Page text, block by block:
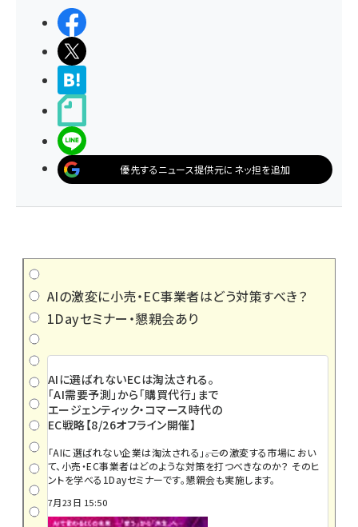
優先するニュース提供元にネッ担を追加
AIの激変に小売・EC事業者はどう対策すべき？
1Dayセミナー・懇親会あり
AIに選ばれないECは淘汰される。
「AI需要予測」から「購買代行」まで
エージェンティック・コマース時代の
EC戦略【8/26オフライン開催】
「AIに選ばれない企業は淘汰される」――。この激変する市場におい
て、小売・EC事業者はどのような対策を打つべきなのか？ そのヒ
ントを学べる1Dayセミナーです。懇親会も実施します。
7月23日 15:50